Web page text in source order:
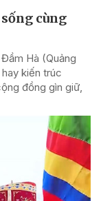
cùng
Hà (Quảng
kiến trúc
đồng gìn giữ,